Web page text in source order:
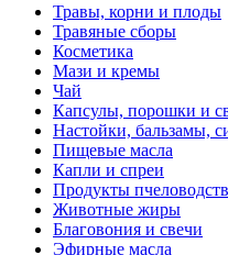
Травы, корни и плоды
Травяные сборы
Косметика
Мази и кремы
Чай
Капсулы, порошки и
Настойки, бальзамы,
Пищевые масла
Капли и спреи
Продукты
Животные жиры
Благовония и свечи
Эфирные масла